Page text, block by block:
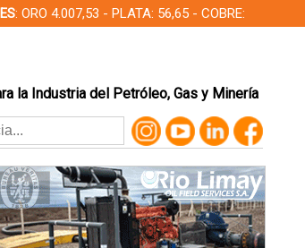
: ORO 4.007,53 - PLATA: 56,65 - COBRE:
la Industria del Petróleo, Gas y Minería